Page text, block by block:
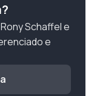
Schaffel e
e